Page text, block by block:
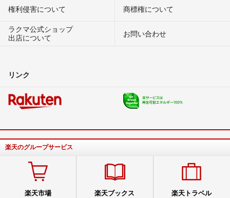
権利侵害について
商標権について
ラクマ公式ショップ
出店について
お問い合わせ
リンク
楽天のグループサービス
楽天市場 楽天ブックス 楽天トラベル